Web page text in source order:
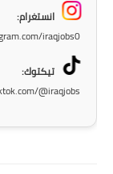
انستغرام:
iraqjobs0/
تيكتوك:
@iraqjobs